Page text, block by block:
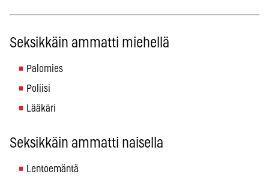
Seksikkäin ammatti miehellä
Palomies
Poliisi
Lääkäri
Seksikkäin ammatti naisella
Lentoemäntä